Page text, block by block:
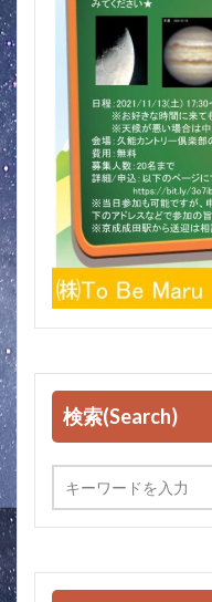
検索(Search)